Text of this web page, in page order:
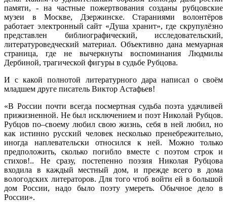
памяти, - на частные пожертвования созданы рубцовские
музеи в Москве, Дзержинске. Стараниями волонтёров
работает электронный сайт «Душа хранит», где скрупулёзно
представлен библиографический, исследовательский,
литературоведческий материал. Объективно дана мемуарная
страница, где не вычеркнуты воспоминания Людмилы
Дербиной, трагической фигуры в судьбе Рубцова.
И с какой полнотой литературного дара написал о своём
младшем друге писатель Виктор Астафьев!
«В России почти всегда посмертная судьба поэта удачливей
прижизненной. Не был исключением и поэт Николай Рубцов.
Рубцов по–своему любил свою жизнь, себя в ней любил, но
как истинно русский человек несколько пренебрежительно,
иногда наплевательски относился к ней. Можно только
предположить, сколько погибло вместе с поэтом строк и
стихов!.. Не сразу, постепенно поэзия Николая Рубцова
входила в каждый местный дом, и прежде всего в дома
вологодских литераторов. Для того чтоб войти ей в большой
дом России, надо было поэту умереть. Обычное дело в
России».